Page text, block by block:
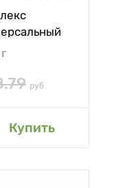
руб
Купить